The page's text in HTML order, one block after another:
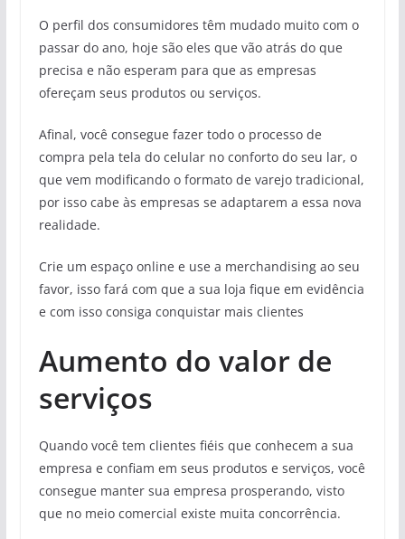
O perfil dos consumidores têm mudado muito com o
passar do ano, hoje são eles que vão atrás do que
precisa e não esperam para que as empresas
ofereçam seus produtos ou serviços.
Afinal, você consegue fazer todo o processo de
compra pela tela do celular no conforto do seu lar, o
que vem modificando o formato de varejo tradicional,
por isso cabe às empresas se adaptarem a essa nova
realidade.
Crie um espaço online e use a merchandising ao seu
favor, isso fará com que a sua loja fique em evidência
e com isso consiga conquistar mais clientes
Aumento do valor de
serviços
Quando você tem clientes fiéis que conhecem a sua
empresa e confiam em seus produtos e serviços, você
consegue manter sua empresa prosperando, visto
que no meio comercial existe muita concorrência.